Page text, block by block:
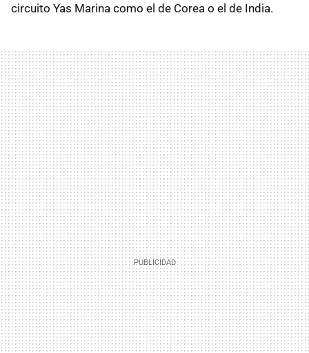
circuito Yas Marina como el de Corea o el de India.